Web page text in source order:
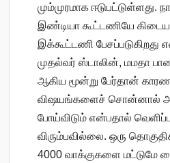
மும்முரமாக ஈடுபட்டுள்ளது.
இண்டியா கூட்டணியே
இக்கூட்டணி பேசப்படுகிறது
முதல்வர் ஸ்டாலின், மமதா
ஆகிய மூன்று பேர்தான்
விஷயங்களைச் சொன்னால்
போய்விடும் என்பதால்
விரும்பவில்லை. ஒரு
4000 வாக்குகளை மட்டுமே